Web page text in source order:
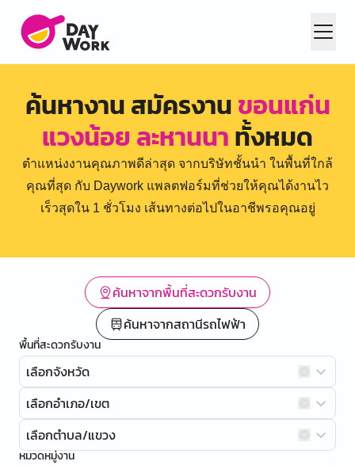
ค้นหางาน สมัครงานขอนแก่น
แวงน้อย ละหานนาทั้งหมด
ตำแหน่งงานคุณภาพดีล่าสุด จากบริษัทชั้นนำ ในพื้นที่ใกล้
คุณที่สุด กับ Daywork แพลตฟอร์มที่ช่วยให้คุณได้งานไว
เร็วสุดใน 1 ชั่วโมง เส้นทางต่อไปในอาชีพรอคุณอยู่
ค้นหาจากพื้นที่สะดวกรับงาน
ค้นหาจากสถานีรถไฟฟ้า
พื้นที่สะดวกรับงาน
เลือกจังหวัด
เลือกอำเภอ/เขต
เลือกตำบล/แขวง
หมวดหมู่งาน